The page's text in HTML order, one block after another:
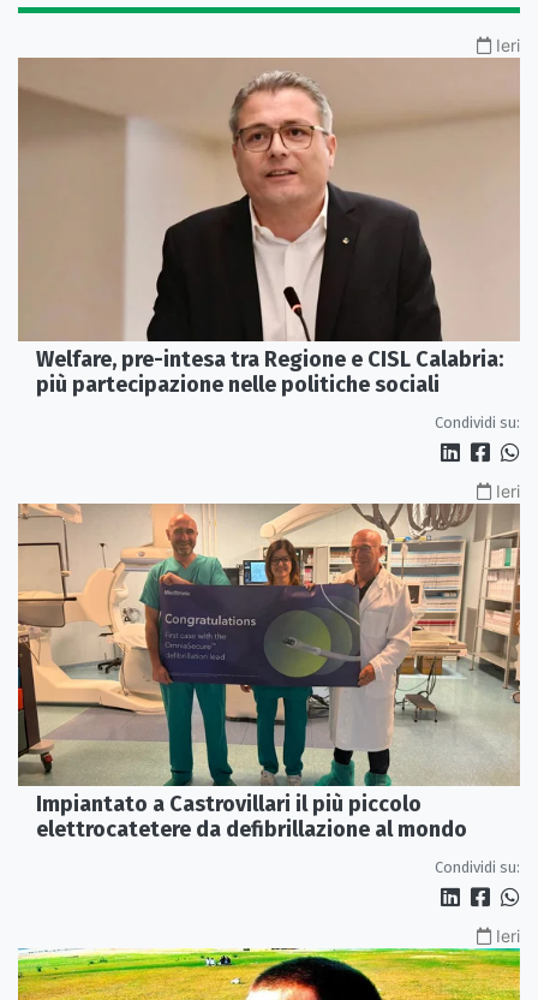
Ieri
Welfare, pre-intesa tra Regione e CISL Calabria:
più partecipazione nelle politiche sociali
Condividi su:
Ieri
Impiantato a Castrovillari il più piccolo
elettrocatetere da defibrillazione al mondo
Condividi su:
Ieri